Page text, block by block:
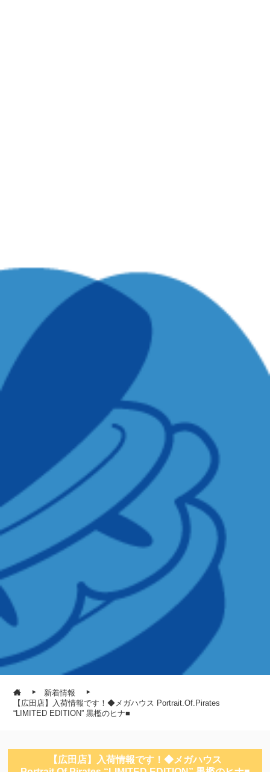
新着情報
【広田店】入荷情報です！◆メガハウス Portrait.Of.Pirates
“LIMITED EDITION” 黒檻のヒナ■
【広田店】入荷情報です！◆メガハウス